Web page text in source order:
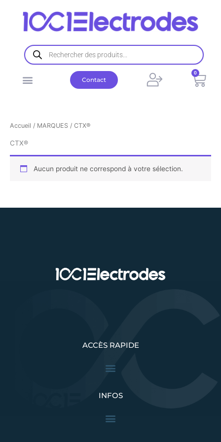
contenu
Recherche
de
produits
Contact
0
Accueil / MARQUES / CTX®
CTX®
Aucun produit ne correspond à votre sélection.
ACCÈS RAPIDE
INFOS